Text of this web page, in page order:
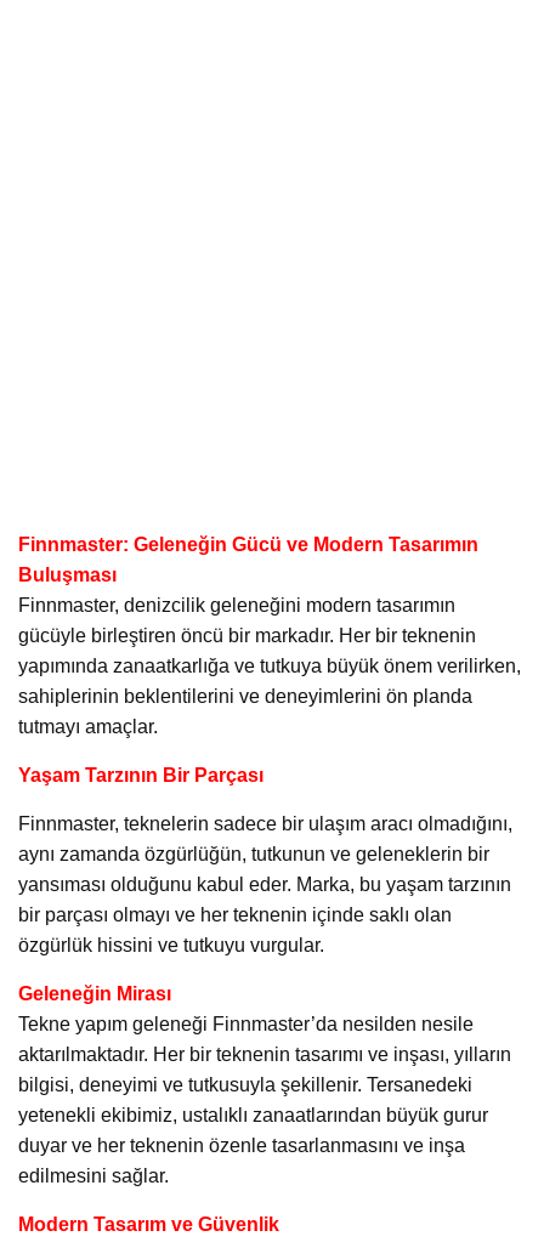
Finnmaster: Geleneğin Gücü ve Modern Tasarımın
Buluşması
Finnmaster, denizcilik geleneğini modern tasarımın
gücüyle birleştiren öncü bir markadır. Her bir teknenin
yapımında zanaatkarlığa ve tutkuya büyük önem verilirken,
sahiplerinin beklentilerini ve deneyimlerini ön planda
tutmayı amaçlar.
Yaşam Tarzının Bir Parçası
Finnmaster, teknelerin sadece bir ulaşım aracı olmadığını,
aynı zamanda özgürlüğün, tutkunun ve geleneklerin bir
yansıması olduğunu kabul eder. Marka, bu yaşam tarzının
bir parçası olmayı ve her teknenin içinde saklı olan
özgürlük hissini ve tutkuyu vurgular.
Geleneğin Mirası
Tekne yapım geleneği Finnmaster’da nesilden nesile
aktarılmaktadır. Her bir teknenin tasarımı ve inşası, yılların
bilgisi, deneyimi ve tutkusuyla şekillenir. Tersanedeki
yetenekli ekibimiz, ustalıklı zanaatlarından büyük gurur
duyar ve her teknenin özenle tasarlanmasını ve inşa
edilmesini sağlar.
Modern Tasarım ve Güvenlik